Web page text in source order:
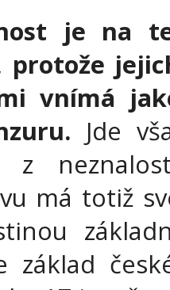
je na
protože
vnímá
Jde
z
má totiž
základ